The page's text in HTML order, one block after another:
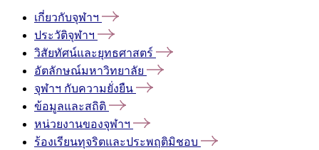
เกี่ยวกับจุฬาฯ
ประวัติจุฬาฯ
วิสัยทัศน์และยุทธศาสตร์
อัตลักษณ์มหาวิทยาลัย
จุฬาฯ กับความยั่งยืน
ข้อมูลและสถิติ
หน่วยงานของจุฬาฯ
ร้องเรียนทุจริตและประพฤติมิชอบ